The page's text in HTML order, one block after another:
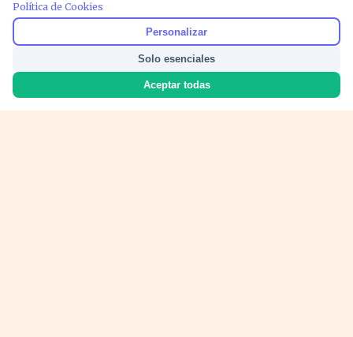
Política de Cookies
Personalizar
Solo esenciales
Aceptar todas